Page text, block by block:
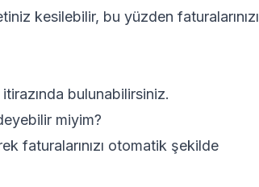
kesilebilir, bu yüzden faturalarınızı
bulunabilirsiniz.
miyim?
faturalarınızı otomatik şekilde